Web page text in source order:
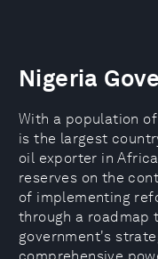
Nigeria
With a population
is the largest
oil exporter in
reserves on the
of implementing
through a roadmap
government's